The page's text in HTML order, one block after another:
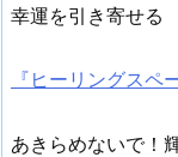
幸運を引き寄せる
『ヒーリングス
あきらめないで！